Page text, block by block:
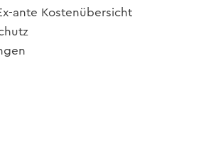
ante Kostenübersicht